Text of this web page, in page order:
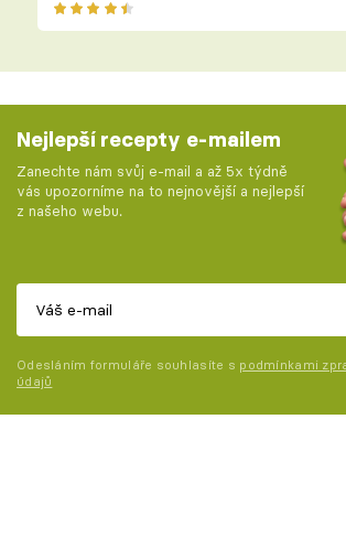
Nejlepší recepty e-mailem
Zanechte nám svůj e-mail a až 5x týdně
vás upozorníme na to nejnovější a nejlepší
z našeho webu.
Odesláním formuláře souhlasíte s podmínkami
údajů